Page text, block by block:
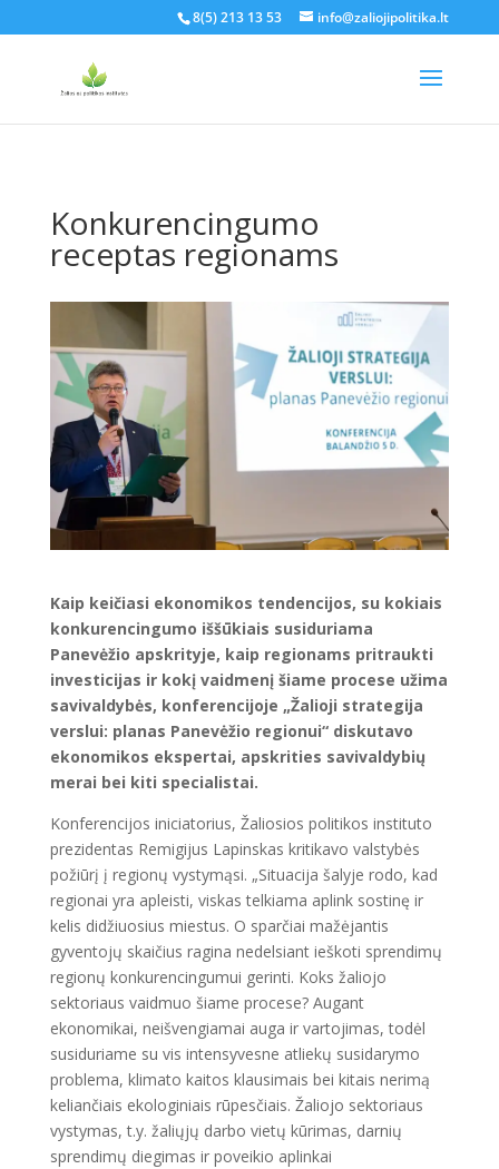
8(5) 213 13 53 info@zaliojipolitika.lt
Konkurencingumo
receptas regionams
Kaip keičiasi ekonomikos tendencijos, su kokiais
konkurencingumo iššūkiais susiduriama
Panevėžio apskrityje, kaip regionams pritraukti
investicijas ir kokį vaidmenį šiame procese užima
savivaldybės, konferencijoje „Žalioji strategija
verslui: planas Panevėžio regionui“ diskutavo
ekonomikos ekspertai, apskrities savivaldybių
merai bei kiti specialistai.
Konferencijos iniciatorius, Žaliosios politikos instituto
prezidentas Remigijus Lapinskas kritikavo valstybės
požiūrį į regionų vystymąsi. „Situacija šalyje rodo, kad
regionai yra apleisti, viskas telkiama aplink sostinę ir
kelis didžiuosius miestus. O sparčiai mažėjantis
gyventojų skaičius ragina nedelsiant ieškoti sprendimų
regionų konkurencingumui gerinti. Koks žaliojo
sektoriaus vaidmuo šiame procese? Augant
ekonomikai, neišvengiamai auga ir vartojimas, todėl
susiduriame su vis intensyvesne atliekų susidarymo
problema, klimato kaitos klausimais bei kitais nerimą
keliančiais ekologiniais rūpesčiais. Žaliojo sektoriaus
vystymas, t.y. žaliųjų darbo vietų kūrimas, darnių
sprendimų diegimas ir poveikio aplinkai